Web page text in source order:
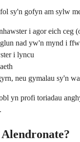
sy'n gofyn am sylw
i agor eich ceg
nad yw'n mynd i
i lyncu
neu gymalau sy'n
yn profi toriadau